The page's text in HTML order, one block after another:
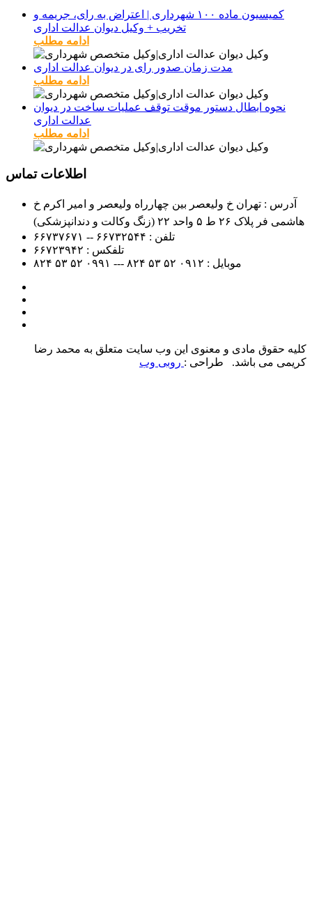
کمیسیون ماده ۱۰۰ شهرداری | اعتراض به رای، جریمه و
تخریب + وکیل دیوان عدالت اداری
ادامه مطلب
مدت زمان صدور رای در دیوان عدالت اداری
ادامه مطلب
نحوه ابطال دستور موقت توقف عملیات ساخت در دیوان
عدالت اداری
ادامه مطلب
اطلاعات تماس
آدرس : تهران خ ولیعصر بین چهارراه ولیعصر و امیر اکرم خ
هاشمی فر پلاک ۲۶ ط ۵ واحد ۲۲ (زنگ وکالت و دندانپزشکی)
تلفن : ۶۶۷۳۲۵۴۴ -- ۶۶۷۳۷۶۷۱
تلفکس : ۶۶۷۲۳۹۴۲
موبایل : ۰۹۱۲ ۵۲ ۵۳ ۸۲۴ --- ۰۹۹۱ ۵۲ ۵۳ ۸۲۴
کلیه حقوق مادی و معنوی این وب سایت متعلق به محمد رضا
کریمی می باشد. طراحی : روبی وب